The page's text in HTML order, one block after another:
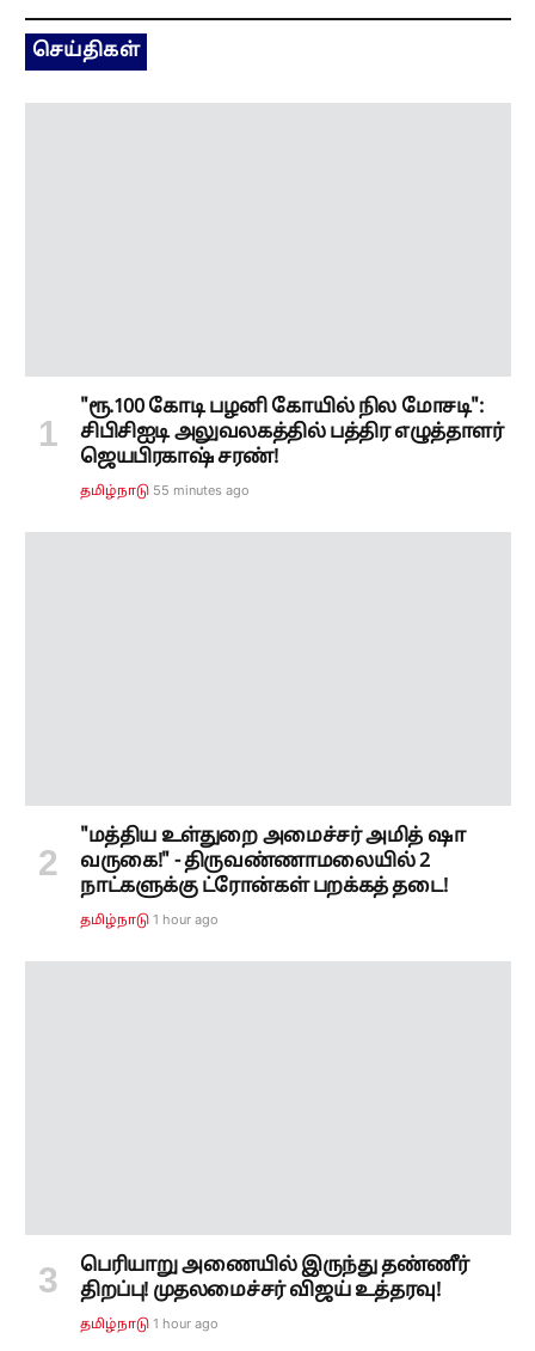
செய்திகள்
"ரூ.100 கோடி பழனி கோயில் நில மோசடி":
சிபிசிஐடி அலுவலகத்தில் பத்திர எழுத்தாளர்
ஜெயபிரகாஷ் சரண்!
தமிழ்நாடு 55 minutes ago
"மத்திய உள்துறை அமைச்சர் அமித் ஷா
வருகை!" - திருவண்ணாமலையில் 2
நாட்களுக்கு ட்ரோன்கள் பறக்கத் தடை!
தமிழ்நாடு 1 hour ago
பெரியாறு அணையில் இருந்து தண்ணீர்
திறப்பு! முதலமைச்சர் விஜய் உத்தரவு!
தமிழ்நாடு 1 hour ago